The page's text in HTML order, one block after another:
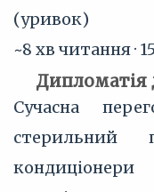
(уривок)
~8 хв читання ·
Дипломатія
Сучасна
стерильний